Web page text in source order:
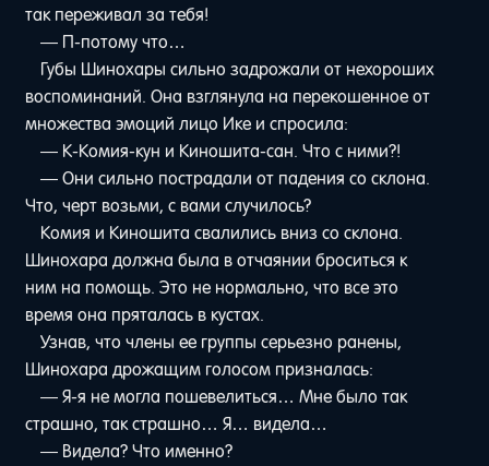
так переживал за тебя!
— П-потому что…
Губы Шинохары сильно задрожали от нехороших
воспоминаний. Она взглянула на перекошенное от
множества эмоций лицо Ике и спросила:
— К-Комия-кун и Киношита-сан. Что с ними?!
— Они сильно пострадали от падения со склона.
Что, черт возьми, с вами случилось?
Комия и Киношита свалились вниз со склона.
Шинохара должна была в отчаянии броситься к
ним на помощь. Это не нормально, что все это
время она пряталась в кустах.
Узнав, что члены ее группы серьезно ранены,
Шинохара дрожащим голосом призналась:
— Я-я не могла пошевелиться… Мне было так
страшно, так страшно… Я… видела…
— Видела? Что именно?